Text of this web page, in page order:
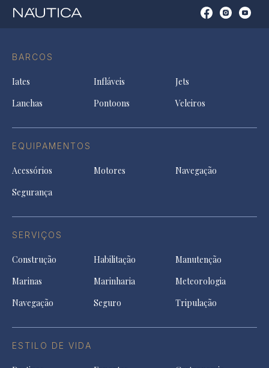
BARCOS
Iates Infláveis
Jets
Lanchas
Pontoons Veleiros
EQUIPAMENTOS
Acessórios Motores
Navegação
Segurança
SERVIÇOS
Construção Habilitação
Manutenção
Marinas
Marinharia
Meteorologia
Navegação
Seguro Tripulação
ESTILO DE VIDA
OpenOpenOpen